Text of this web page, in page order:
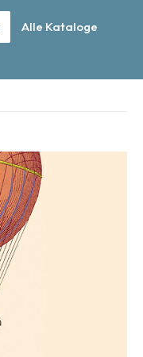
Alle Kataloge